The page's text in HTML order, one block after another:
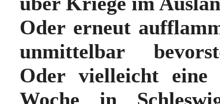
Oder erneut
unmittelbar
Oder vielleicht
Woche in